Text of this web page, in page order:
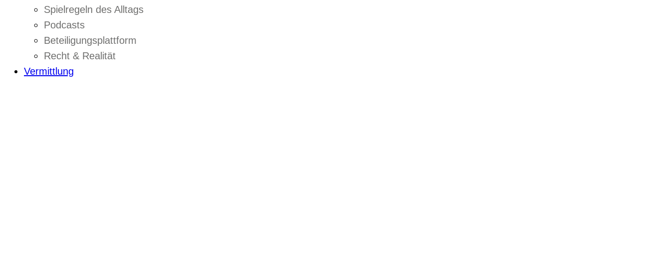
Spielregeln des Alltags
Podcasts
Beteiligungsplattform
Recht & Realität
Vermittlung